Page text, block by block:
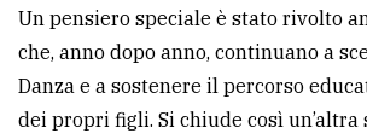
Un pensiero speciale è stato rivolto
che, anno dopo anno, continuano a
Danza e a sostenere il percorso
dei propri figli. Si chiude così un’altra